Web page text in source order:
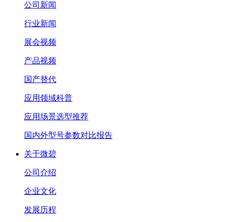
公司新闻
行业新闻
展会视频
产品视频
国产替代
应用领域科普
应用场景选型推荐
国内外型号参数对比报告
关于微碧
公司介绍
企业文化
发展历程